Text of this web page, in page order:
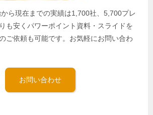
ら現在までの実績は1,700社、5,700プレ
も安くパワーポイント資料・スライドを
ご依頼も可能です。お気軽にお問い合わ
お問い合わせ